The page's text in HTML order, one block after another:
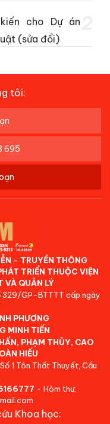
cho Dự án
(sửa đổi)
tôi:
695
- TRUYỀN THÔNG
TRIỂN THUỘC VIỆN
VÀ QUẢN LÝ
329/GP-BTTTT cấp ngày
PHƯƠNG
MINH TIẾN
PHẠM THỦY, CAO
HIẾU
1 Tôn Thất Thuyết, Cầu
- Hòm thư:
Khoa học: